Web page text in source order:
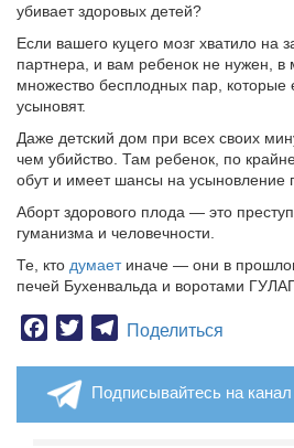
убивает здоровых детей?
Если вашего куцего мозг хватило на
партнера, и вам ребенок не нужен, в
множество бесплодных пар, которые
усыновят.
Даже детский дом при всех своих
чем убийство. Там ребенок, по
обут и имеет шансы на усыновление
Аборт здорового плода — это
гуманизма и человечности.
Те, кто думаетиначе — они в
печей Бухенвальда и воротами
Facebook
TwitterTelegram
Поделиться
Подписывайтесь на